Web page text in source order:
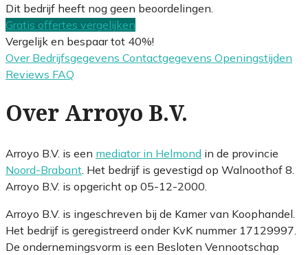
Dit bedrijf heeft nog geen beoordelingen.
Gratis offertes vergelijken
Vergelijk en bespaar tot 40%!
Over Bedrijfsgegevens Contactgegevens Openingstijden
Reviews FAQ
Over Arroyo B.V.
Arroyo B.V. is een mediator in Helmond in de provincie
Noord-Brabant . Het bedrijf is gevestigd op Walnoothof 8.
Arroyo B.V. is opgericht op 05-12-2000.
Arroyo B.V. is ingeschreven bij de Kamer van Koophandel.
Het bedrijf is geregistreerd onder KvK nummer 17129997.
De ondernemingsvorm is een Besloten Vennootschap